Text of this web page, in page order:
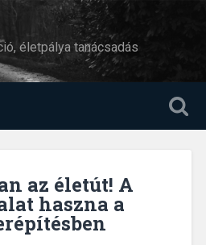
életpálya tanácsadás
az életút! A
haszna a